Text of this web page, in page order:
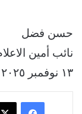
حسن فضل
نائب أمين
١٣ نوفمبر ٢٠٢٥
فيسبوك